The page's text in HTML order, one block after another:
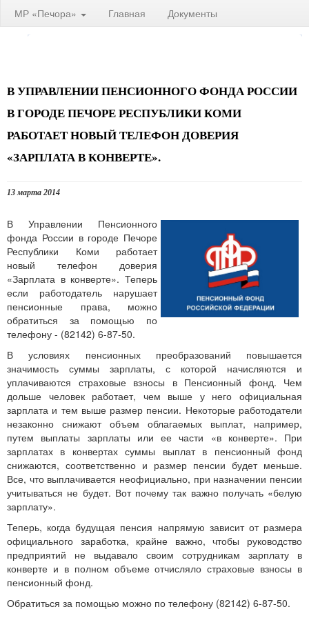
МР «Печора» Главная Документы
В УПРАВЛЕНИИ ПЕНСИОННОГО ФОНДА РОССИИ
В ГОРОДЕ ПЕЧОРЕ РЕСПУБЛИКИ КОМИ
РАБОТАЕТ НОВЫЙ ТЕЛЕФОН ДОВЕРИЯ
«ЗАРПЛАТА В КОНВЕРТЕ».
13 марта 2014
В Управлении Пенсионного
фонда России в городе Печоре
Республики Коми работает
новый телефон доверия
«Зарплата в конверте». Теперь
если работодатель нарушает
пенсионные права, можно
обратиться за помощью по
телефону - (82142) 6-87-50.
В условиях пенсионных преобразований повышается
значимость суммы зарплаты, с которой начисляются и
уплачиваются страховые взносы в Пенсионный фонд. Чем
дольше человек работает, чем выше у него официальная
зарплата и тем выше размер пенсии. Некоторые работодатели
незаконно снижают объем облагаемых выплат, например,
путем выплаты зарплаты или ее части «в конверте». При
зарплатах в конвертах суммы выплат в пенсионный фонд
снижаются, соответственно и размер пенсии будет меньше.
Все, что выплачивается неофициально, при назначении пенсии
учитываться не будет. Вот почему так важно получать «белую
зарплату».
Теперь, когда будущая пенсия напрямую зависит от размера
официального заработка, крайне важно, чтобы руководство
предприятий не выдавало своим сотрудникам зарплату в
конверте и в полном объеме отчисляло страховые взносы в
пенсионный фонд.
Обратиться за помощью можно по телефону (82142) 6-87-50.